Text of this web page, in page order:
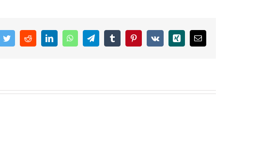
TwitterRedditLinkedInWhatsAppTelegramTumblr PinterestVk Xing
E-
mail